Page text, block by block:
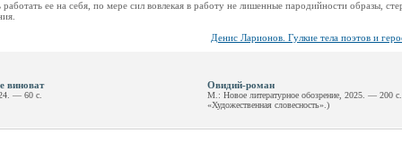
работать ее на себя, по мере сил вовлекая в работу не лишенные пародийности образы,
Денис Ларионов. Гулкие тела поэтов и
виноват
— 60 с.
Овидий-роман
М.: Новое литературное обозрение, 2025. — 200
«Художественная словесность».)